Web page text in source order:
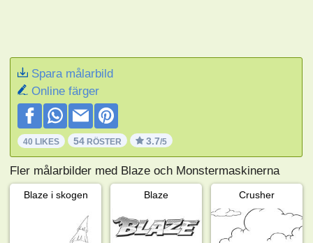
Spara målarbild
Online färger
40 LIKES 54 RÖSTER 3.7/5
Fler målarbilder med Blaze och Monstermaskinerna
Blaze i skogen Blaze Crusher